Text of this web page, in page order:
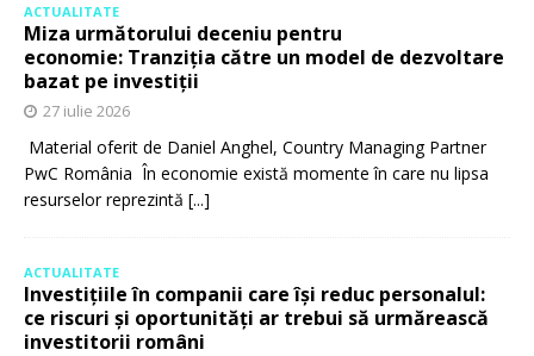
ACTUALITATE
Miza următorului deceniu pentru
economie: Tranziția către un model de dezvoltare
bazat pe investiții
27 iulie 2026
Material oferit de Daniel Anghel, Country Managing Partner
PwC România În economie există momente în care nu lipsa
resurselor reprezintă [...]
ACTUALITATE
Investițiile în companii care își reduc personalul:
ce riscuri și oportunități ar trebui să urmărească
investitorii români